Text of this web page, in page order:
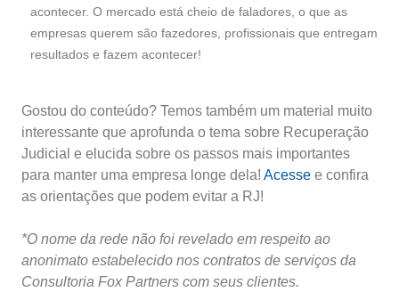
acontecer. O mercado está cheio de faladores, o que as
empresas querem são fazedores, profissionais que entregam
resultados e fazem acontecer!
Gostou do conteúdo? Temos também um material muito
interessante que aprofunda o tema sobre Recuperação
Judicial e elucida sobre os passos mais importantes
para manter uma empresa longe dela! Acesse e confira
as orientações que podem evitar a RJ!
*O nome da rede não foi revelado em respeito ao
anonimato estabelecido nos contratos de serviços da
Consultoria Fox Partners com seus clientes.